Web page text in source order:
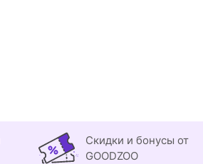
Скидки и бонусы от
GOODZOO